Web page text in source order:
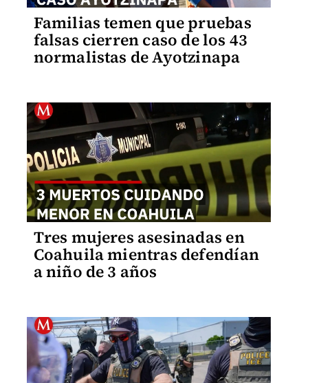
Familias temen que pruebas
falsas cierren caso de los 43
normalistas de Ayotzinapa
Tres mujeres asesinadas en
Coahuila mientras defendían
a niño de 3 años